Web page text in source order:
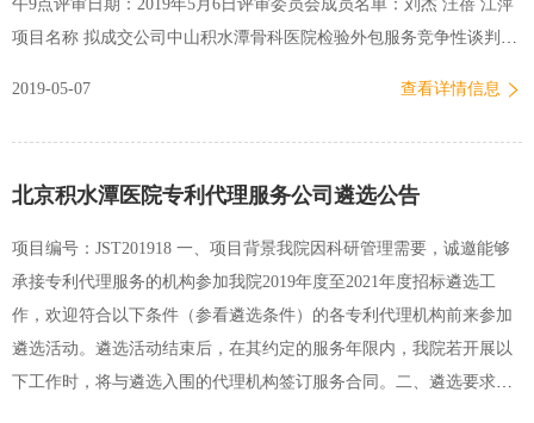
午9点评审日期：2019年5月6日评审委员会成员名单：刘杰 汪蓓 江萍
项目名称 拟成交公司中山积水潭骨科医院检验外包服务竞争性谈判项
2019-05-07 查看详情信息
北京积水潭医院专利代理服务公司遴选公告
项目编号：JST201918 一、项目背景我院因科研管理需要，诚邀能够
承接专利代理服务的机构参加我院2019年度至2021年度招标遴选工
作，欢迎符合以下条件（参看遴选条件）的各专利代理机构前来参加
遴选活动。遴选活动结束后，在其约定的服务年限内，我院若开展以
下工作时，将与遴选入围的代理机构签订服务合同。二、遴选要求